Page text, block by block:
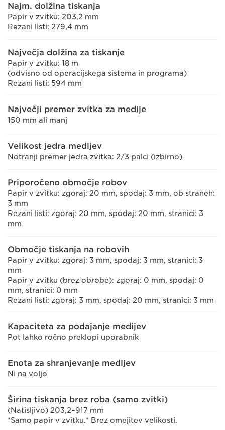
Najm. dolžina tiskanja
Papir v zvitku: 203,2 mm
Rezani listi: 279,4 mm
Največja dolžina za tiskanje
Papir v zvitku: 18 m
(odvisno od operacijskega sistema in programa)
Rezani listi: 594 mm
Največji premer zvitka za medije
150 mm ali manj
Velikost jedra medijev
Notranji premer jedra zvitka: 2/3 palci (izbirno)
Priporočeno območje robov
Papir v zvitku: zgoraj: 20 mm, spodaj: 3 mm, ob straneh:
3 mm
Rezani listi: zgoraj: 20 mm, spodaj: 20 mm, stranici: 3
mm
Območje tiskanja na robovih
Papir v zvitku: zgoraj: 3 mm, spodaj: 3 mm, stranici: 3
mm
Papir v zvitku (brez obrobe): zgoraj: 0 mm, spodaj: 0
mm, stranici: 0 mm
Rezani listi: zgoraj: 3 mm, spodaj: 20 mm, stranici: 3 mm
Kapaciteta za podajanje medijev
Pot lahko ročno preklopi uporabnik
Enota za shranjevanje medijev
Ni na voljo
Širina tiskanja brez roba (samo zvitki)
(Natisljivo) 203,2–917 mm
*Samo papir v zvitku.* Brez omejitev velikosti.